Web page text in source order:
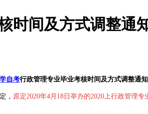
时间及方式调整通
自考行政管理专业毕业考核时间及方式调整通知
， 原定2020年4月18日举办的2020上行政管理